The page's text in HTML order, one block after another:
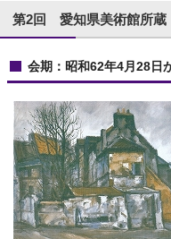
第2回 愛知県美術館所
会期：昭和62年4月28日